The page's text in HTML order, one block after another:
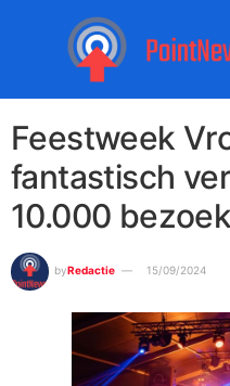
Feestweek
fantastisch
10.000
byRedactie 15/09/2024